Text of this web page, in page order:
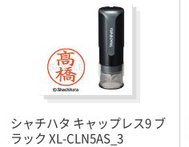
シャチハタ キャップレス9 ブ
ラック XL-CLN5AS_3